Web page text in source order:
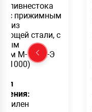
ливнестока
с прижимным
из
стали, с
М-11.12-Э